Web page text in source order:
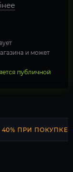
и может
публичной
40% ПРИ ПОКУПКЕ